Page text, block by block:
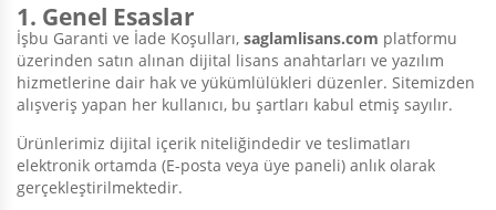
1. Genel Esaslar
İşbu Garanti ve İade Koşulları, saglamlisans.com platformu
üzerinden satın alınan dijital lisans anahtarları ve yazılım
hizmetlerine dair hak ve yükümlülükleri düzenler. Sitemizden
alışveriş yapan her kullanıcı, bu şartları kabul etmiş sayılır.
Ürünlerimiz dijital içerik niteliğindedir ve teslimatları
elektronik ortamda (E-posta veya üye paneli) anlık olarak
gerçekleştirilmektedir.